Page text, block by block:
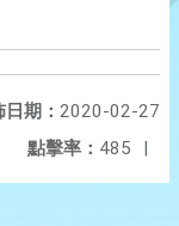
期： 2020-02-27
點擊率： 485 |